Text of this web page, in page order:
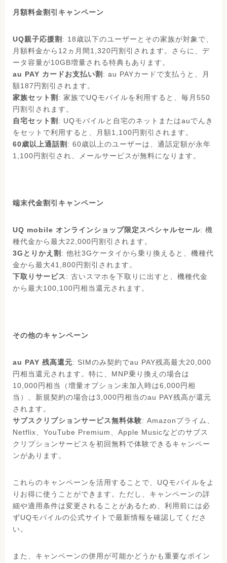
月額料金割引キャンペーン
UQ親子応援割 : 18歳以下のユーザーとその家族が対象で、
月額料金から12ヵ月間1,320円割引されます。さらに、デ
ータ容量が10GB増量される特典もあります。
au PAY カードお支払い割 : au PAYカードで支払うと、月
額187円割引されます。
家族セット割 : 家族でUQモバイルを利用すると、毎月550
円割引されます。
自宅セット割 : UQモバイルと自宅のネットまたはauでんき
をセットで利用すると、月額1,100円割引されます。
60歳以上通話割 : 60歳以上のユーザーは、通話定額が永年
1,100円割引され、メールサービスが無料になります。
端末代金割引キャンペーン
UQ mobile オンラインショップ限定スペシャルセール: 機
種代金から最大22,000円割引されます。
3Gとりかえ割 : 他社3Gケータイから乗り換えると、機種代
金から最大41,800円割引されます。
下取りサービス: 古いスマホを下取りに出すと、機種代金
から最大100,100円相当還元されます。
その他のキャンペーン
au PAY 残高還元: SIMのみ契約でau PAY残高最大20,000
円相当還元されます。特に、MNP乗り換えの場合は
10,000円相当（増量オプション未加入時は6,000円相
当）、新規契約の場合は3,000円相当のau PAY残高が還元
されます。
サブスクリプションサービス無料体験: Amazonプライム、
Netflix、YouTube Premium、Apple Musicなどのサブス
クリプションサービスを初回無料で体験できるキャンペー
ンがあります。
これらのキャンペーンを活用することで、UQモバイルをよ
りお得に使うことができます。ただし、キャンペーンの詳
細や適用条件は変更されることがあるため、利用前には必
ずUQモバイルの公式サイトで最新情報を確認してくださ
い。
また、キャンペーンの併用が可能かどうかも重要なポイン